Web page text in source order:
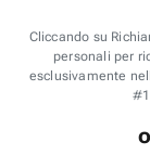
Cliccando su
personali per
esclusivamente